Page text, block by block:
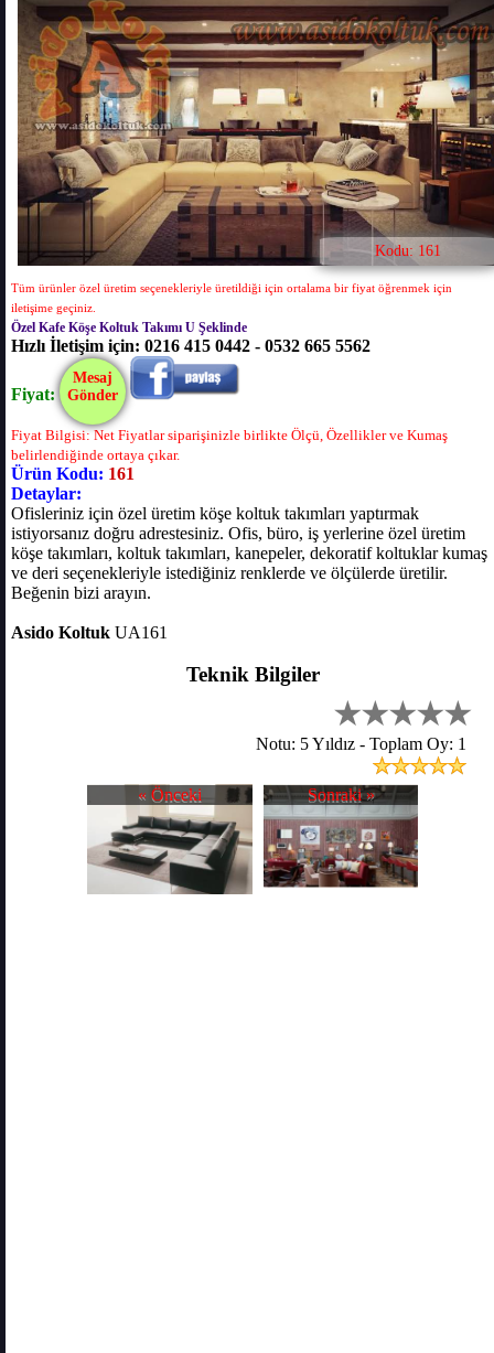
Kodu: 161
Tüm ürünler özel üretim seçenekleriyle üretildiği için ortalama bir fiyat öğrenmek için
iletişime geçiniz.
Özel Kafe Köşe Koltuk Takımı U Şeklinde
Hızlı İletişim için: 0216 415 0442 - 0532 665 5562
Fiyat:
Mesaj
Gönder
Fiyat Bilgisi: Net Fiyatlar siparişinizle birlikte Ölçü, Özellikler ve Kumaş
belirlendiğinde ortaya çıkar.
Ürün Kodu: 161
Detaylar:
Ofisleriniz için özel üretim köşe koltuk takımları yaptırmak
istiyorsanız doğru adrestesiniz. Ofis, büro, iş yerlerine özel üretim
köşe takımları, koltuk takımları, kanepeler, dekoratif koltuklar kumaş
ve deri seçenekleriyle istediğiniz renklerde ve ölçülerde üretilir.
Beğenin bizi arayın.
Asido Koltuk UA161
Teknik Bilgiler
Notu: 5 Yıldız - Toplam Oy: 1
Sonraki »
« Önceki